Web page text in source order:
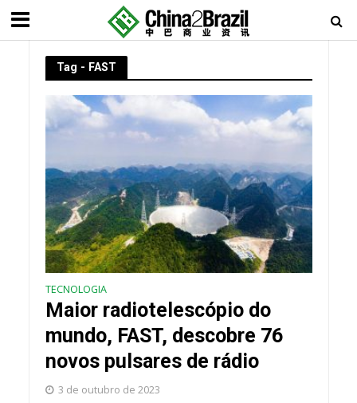
Tag - FAST
TECNOLOGIA
Maior radiotelescópio do
mundo, FAST, descobre 76
novos pulsares de rádio
3 de outubro de 2023